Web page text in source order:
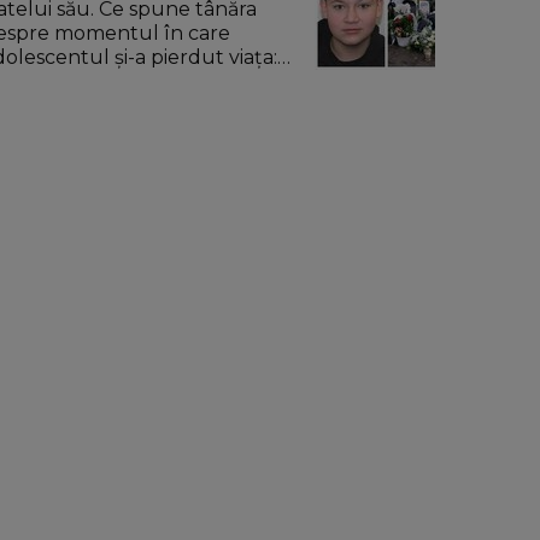
său. Ce spune tânăra
momentul în care
și-a pierdut viața: